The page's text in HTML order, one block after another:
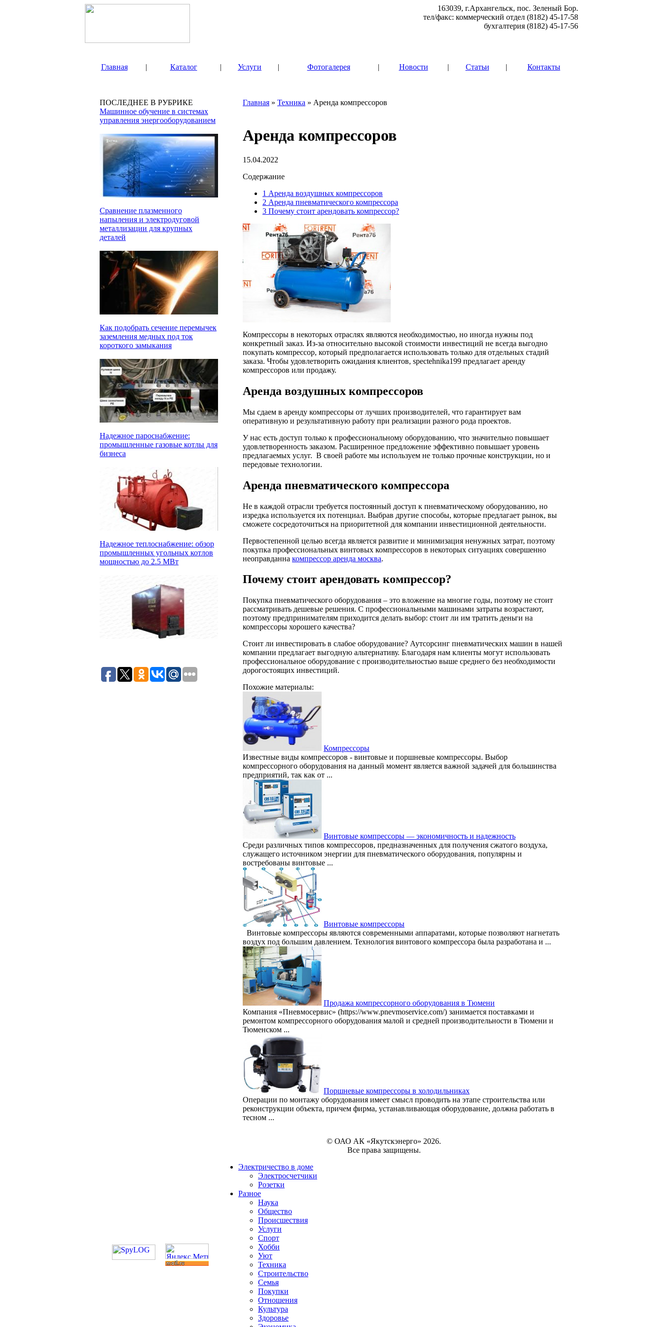
163039, г.Архангельск, пос. Зеленый Бор.
тел/факс: коммерческий отдел (8182) 45-17-58
бухгалтерия (8182) 45-17-56
Главная | Каталог | Услуги | Фотогалерея | Новости | Статьи | Контакты
ПОСЛЕДНЕЕ В РУБРИКЕ
Машинное обучение в системах
управления энергооборудованием
Сравнение плазменного
напыления и электродуговой
металлизации для крупных
деталей
Как подобрать сечение перемычек
заземления медных под ток
короткого замыкания
Надежное пароснабжение:
промышленные газовые котлы для
бизнеса
Надежное теплоснабжение: обзор
промышленных угольных котлов
мощностью до 2.5 МВт
Главная » Техника » Аренда компрессоров
Аренда компрессоров
15.04.2022
Содержание
1 Аренда воздушных компрессоров
2 Аренда пневматического компрессора
3 Почему стоит арендовать компрессор?
Компрессоры в некоторых отраслях являются необходимостью, но иногда нужны под
конкретный заказ. Из-за относительно высокой стоимости инвестиций не всегда выгодно
покупать компрессор, который предполагается использовать только для отдельных стадий
заказа. Чтобы удовлетворить ожидания клиентов, spectehnika199 предлагает аренду
компрессоров или продажу.
Аренда воздушных компрессоров
Мы сдаем в аренду компрессоры от лучших производителей, что гарантирует вам
оперативную и результативную работу при реализации разного рода проектов.
У нас есть доступ только к профессиональному оборудованию, что значительно повышает
удовлетворенность заказом. Расширенное предложение эффективно повышает уровень
предлагаемых услуг. В своей работе мы используем не только прочные конструкции, но и
передовые технологии.
Аренда пневматического компрессора
Не в каждой отрасли требуется постоянный доступ к пневматическому оборудованию, но
изредка используется их потенциал. Выбрав другие способы, которые предлагает рынок, вы
сможете сосредоточиться на приоритетной для компании инвестиционной деятельности.
Первостепенной целью всегда является развитие и минимизация ненужных затрат, поэтому
покупка профессиональных винтовых компрессоров в некоторых ситуациях совершенно
неоправданна компрессор аренда москва.
Почему стоит арендовать компрессор?
Покупка пневматического оборудования – это вложение на многие годы, поэтому не стоит
рассматривать дешевые решения. С профессиональными машинами затраты возрастают,
поэтому предпринимателям приходится делать выбор: стоит ли им тратить деньги на
компрессоры хорошего качества?
Стоит ли инвестировать в слабое оборудование? Аутсорсинг пневматических машин в нашей
компании предлагает выгодную альтернативу. Благодаря нам клиенты могут использовать
профессиональное оборудование с производительностью выше среднего без необходимости
дорогостоящих инвестиций.
Похожие материалы:
Компрессоры
Известные виды компрессоров - винтовые и поршневые компрессоры. Выбор
компрессорного оборудования на данный момент является важной задачей для большинства
предприятий, так как от ...
Винтовые компрессоры — экономичность и надежность
Среди различных типов компрессоров, предназначенных для получения сжатого воздуха,
служащего источником энергии для пневматического оборудования, популярны и
востребованы винтовые ...
Винтовые компрессоры
Винтовые компрессоры являются современными аппаратами, которые позволяют нагнетать
воздух под большим давлением. Технология винтового компрессора была разработана и ...
Продажа компрессорного оборудования в Тюмени
Компания «Пневмосервис» (https://www.pnevmoservice.com/) занимается поставками и
ремонтом компрессорного оборудования малой и средней производительности в Тюмени и
Тюменском ...
Поршневые компрессоры в холодильниках
Операции по монтажу оборудования имеет смысл проводить на этапе строительства или
реконструкции объекта, причем фирма, устанавливающая оборудование, должна работать в
тесном ...
© ОАО АК «Якутскэнерго» 2026.
Все права защищены.
Электричество в доме
Электросчетчики
Розетки
Разное
Наука
Общество
Происшествия
Услуги
Спорт
Хобби
Уют
Техника
Строительство
Семья
Покупки
Отношения
Культура
Здоровье